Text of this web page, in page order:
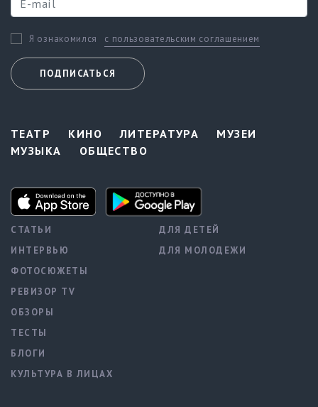
Я ознакомился с пользовательским соглашением
ПОДПИСАТЬСЯ
ТЕАТР КИНО ЛИТЕРАТУРА
МУЗЕИ
МУЗЫКА
ОБЩЕСТВО
СТАТЬИ
ИНТЕРВЬЮ
ФОТОСЮЖЕТЫ
РЕВИЗОР TV
ОБЗОРЫ
ТЕСТЫ
БЛОГИ
КУЛЬТУРА В ЛИЦАХ
ДЛЯ ДЕТЕЙ
ДЛЯ МОЛОДЕЖИ